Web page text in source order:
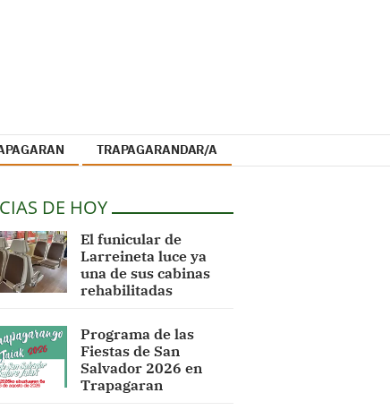
TRAPAGARANDAR/A
DE HOY
El funicular de
Larreineta luce ya
una de sus cabinas
rehabilitadas
Programa de las
Fiestas de San
Salvador 2026 en
Trapagaran